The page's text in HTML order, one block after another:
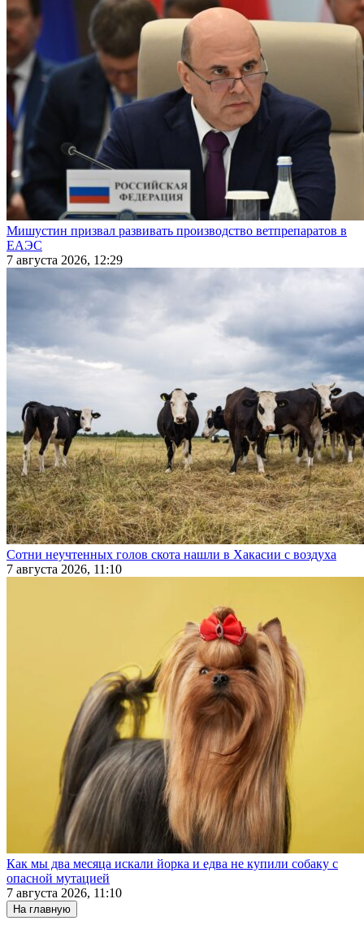
Мишустин призвал развивать производство ветпрепаратов в
ЕАЭС
7 августа 2026, 12:29
Сотни неучтенных голов скота нашли в Хакасии с воздуха
7 августа 2026, 11:10
Как мы два месяца искали йорка и едва не купили собаку с
опасной мутацией
7 августа 2026, 11:10
На главную